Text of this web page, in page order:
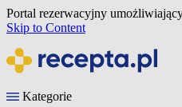
Portal rezerwacyjny
Skip to Content
Kategorie